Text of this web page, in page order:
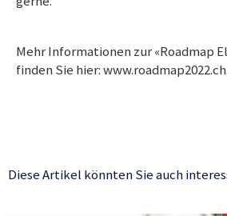
Mehr Informationen zur «Roadmap
finden Sie hier: www.roadmap2022.ch.
Diese Artikel könnten Sie auch